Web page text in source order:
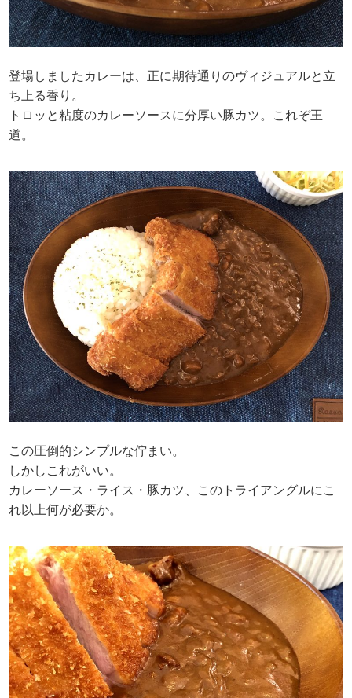
登場しましたカレーは、正に期待通りのヴィジュアルと立
ち上る香り。
トロッと粘度のカレーソースに分厚い豚カツ。これぞ王
道。
この圧倒的シンプルな佇まい。
しかしこれがいい。
カレーソース・ライス・豚カツ、このトライアングルにこ
れ以上何が必要か。